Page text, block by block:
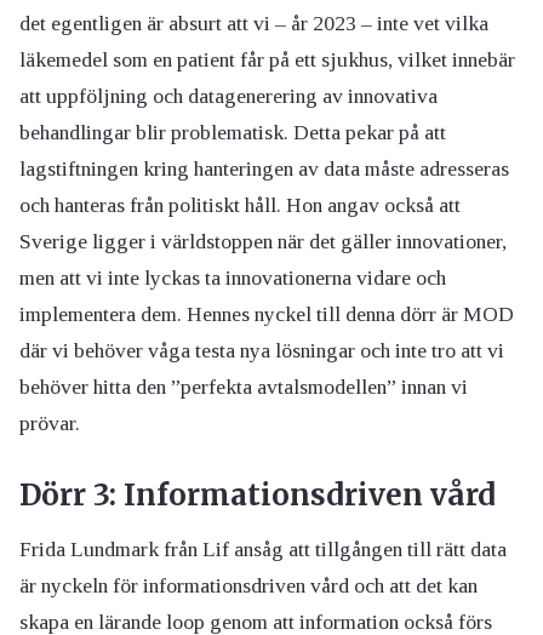
det egentligen är absurt att vi – år 2023 – inte vet vilka
läkemedel som en patient får på ett sjukhus, vilket innebär
att uppföljning och datagenerering av innovativa
behandlingar blir problematisk. Detta pekar på att
lagstiftningen kring hanteringen av data måste adresseras
och hanteras från politiskt håll. Hon angav också att
Sverige ligger i världstoppen när det gäller innovationer,
men att vi inte lyckas ta innovationerna vidare och
implementera dem. Hennes nyckel till denna dörr är MOD
där vi behöver våga testa nya lösningar och inte tro att vi
behöver hitta den ”perfekta avtalsmodellen” innan vi
prövar.
Dörr 3: Informationsdriven vård
Frida Lundmark från Lif ansåg att tillgången till rätt data
är nyckeln för informationsdriven vård och att det kan
skapa en lärande loop genom att information också förs